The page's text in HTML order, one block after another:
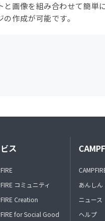
と画像を組み合わせて簡単
の作成が可能です。
ス
コミュニティ
Creation
for Social Good
あんしん
ニュース
ヘルプ